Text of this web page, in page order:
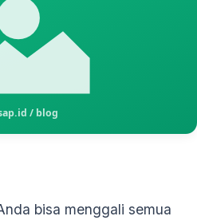
bisa menggali semua